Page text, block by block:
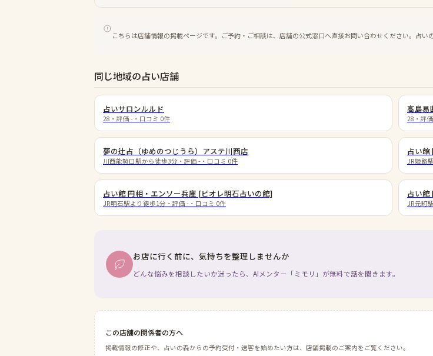
こちらは店舗情報の掲載ページです。ご予約・ご相談は、店舗の公式窓口へ直接お問い合わせください。占い
同じ地域の占い店舗
占いサロンルルド
28 ・評価 - ・口コミ 0件
高島易
28 ・評価
夢の辻占（ゆめのつじうら）アステ川西店
川西能勢口駅から徒歩3分 ・評価 - ・口コミ 0件
占い館
JR姫路
占い館 円相・エンソー兵庫 [ピオレ明石占いの館]
JR明石駅より徒歩1分 ・評価 - ・口コミ 0件
占い館
JR元町
お店に行く前に、気持ちを整理しませんか
どんな悩みを相談したいか迷ったら、AIメンター「ミモリ」が無料で話を聞きます。
この店舗の関係者の方へ
掲載情報の修正や、占いの森からの予約受付・送客を始めたい方は、店舗掲載のご案内をご覧ください。